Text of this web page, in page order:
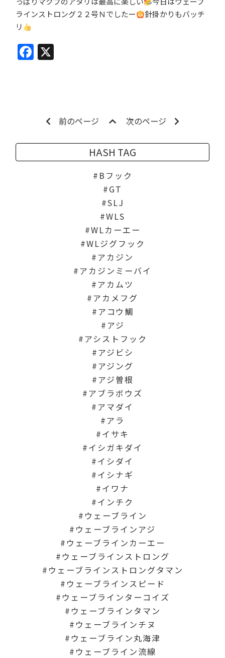
ラインストロング２２号Ｎでしたー
針掛かりもバッチ
リ
Facebook
前のページ 次のページ
HASH TAG
Bフック
GT
SLJ
WLS
WLカーエー
WLジグフック
アカジン
アカジンミーバイ
アカムツ
アカメフグ
アコウ鯛
アジ
アシストフック
アジビシ
アジング
アジ曽根
アブラボウズ
アマダイ
アラ
イサキ
イシガキダイ
イシダイ
イシナギ
イワナ
インチク
ウェーブライン
ウェーブラインアジ
ウェーブラインカーエー
ウェーブラインストロング
ウェーブラインストロングタマン
ウェーブラインスピード
ウェーブラインターコイズ
ウェーブラインタマン
ウェーブラインチヌ
ウェーブライン丸海津
ウェーブライン流線